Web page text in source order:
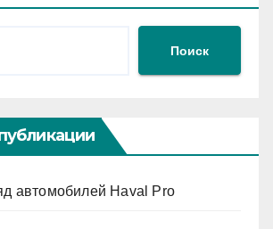
Поиск
автомобилей Haval Pro